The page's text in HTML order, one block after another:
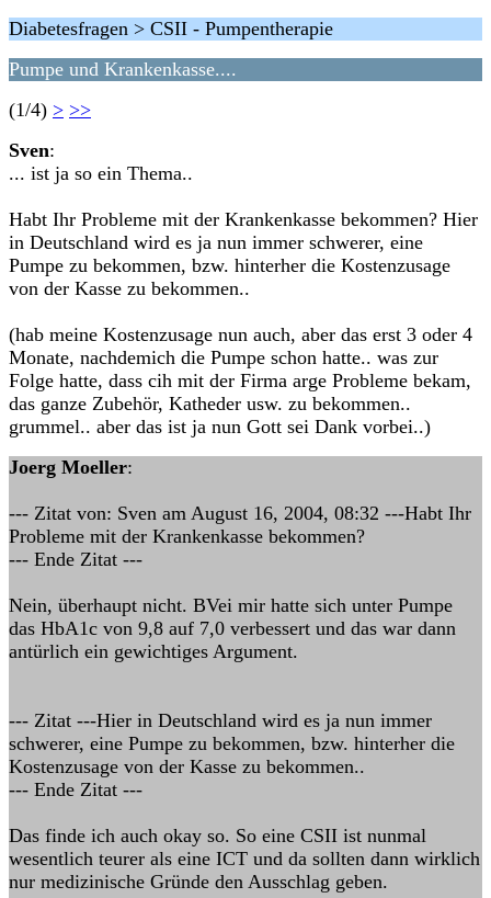
Diabetesfragen > CSII - Pumpentherapie
Pumpe und Krankenkasse....
(1/4) > >>
Sven:
... ist ja so ein Thema..
Habt Ihr Probleme mit der Krankenkasse bekommen? Hier
in Deutschland wird es ja nun immer schwerer, eine
Pumpe zu bekommen, bzw. hinterher die Kostenzusage
von der Kasse zu bekommen..
(hab meine Kostenzusage nun auch, aber das erst 3 oder 4
Monate, nachdemich die Pumpe schon hatte.. was zur
Folge hatte, dass cih mit der Firma arge Probleme bekam,
das ganze Zubehör, Katheder usw. zu bekommen..
grummel.. aber das ist ja nun Gott sei Dank vorbei..)
Joerg Moeller:
--- Zitat von: Sven am August 16, 2004, 08:32 ---Habt Ihr
Probleme mit der Krankenkasse bekommen?
--- Ende Zitat ---
Nein, überhaupt nicht. BVei mir hatte sich unter Pumpe
das HbA1c von 9,8 auf 7,0 verbessert und das war dann
antürlich ein gewichtiges Argument.
--- Zitat ---Hier in Deutschland wird es ja nun immer
schwerer, eine Pumpe zu bekommen, bzw. hinterher die
Kostenzusage von der Kasse zu bekommen..
--- Ende Zitat ---
Das finde ich auch okay so. So eine CSII ist nunmal
wesentlich teurer als eine ICT und da sollten dann wirklich
nur medizinische Gründe den Ausschlag geben.